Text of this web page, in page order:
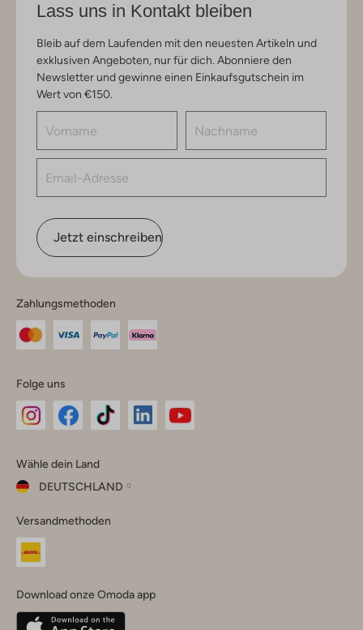
Lass uns in Kontakt bleiben
Bleib auf dem Laufenden mit den neuesten Artikeln und
exklusiven Angeboten, nur für dich. Abonniere den
Newsletter und gewinne einen Einkaufsgutschein im
Wert von €150.
Jetzt einschreiben
Zahlungsmethoden
Folge uns
Instagram
Facebook
TikTok
Wähle dein Land
DEUTSCHLAND
dein
Land
Belgique(Français)
Versandmethoden
Download onze Omoda app